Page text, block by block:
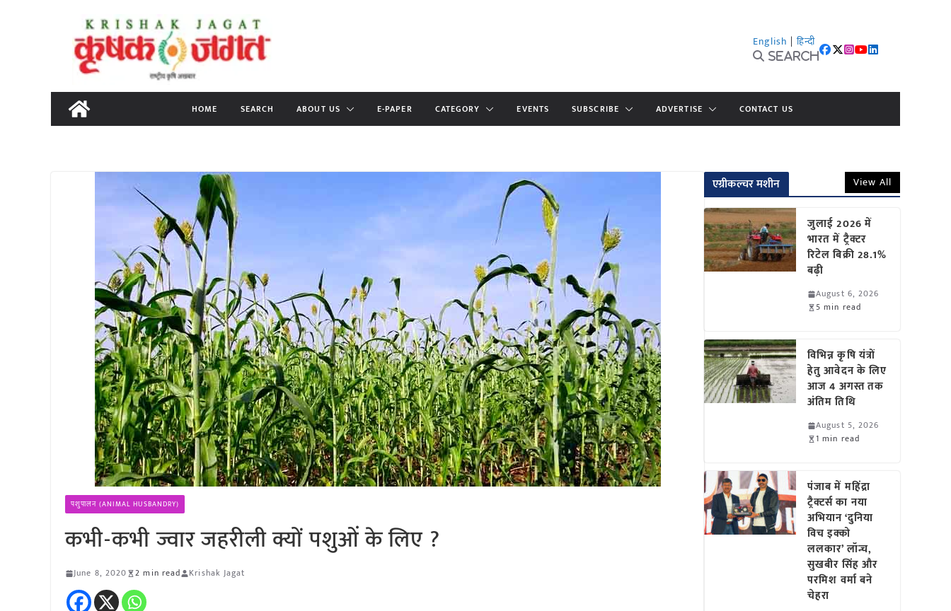
content
English | हिन्दी
Search
HOME SEARCH ABOUT US E-PAPER CATEGORY EVENTS SUBSCRIBE ADVERTISE CONTACT US
पशुपालन (ANIMAL HUSBANDRY)
कभी-कभी ज्वार जहरीली क्यों पशुओं के लिए ?
June 8, 2020 2 min read Krishak Jagat
एग्रीकल्चर मशीन View All
जुलाई 2026 में
भारत में ट्रैक्टर
रिटेल बिक्री 28.1%
बढ़ी
August 6, 2026
5 min read
विभिन्न कृषि यंत्रों
हेतु आवेदन के लिए
आज 4 अगस्त तक
अंतिम तिथि
August 5, 2026
1 min read
पंजाब में महिंद्रा
ट्रैक्टर्स का नया
अभियान ‘दुनिया
विच इक्को
ललकार’ लॉन्च,
सुखबीर सिंह और
परमिश वर्मा बने
चेहरा